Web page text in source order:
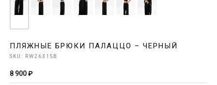
ПЛЯЖНЫЕ БРЮКИ ПАЛАЦЦО – ЧЕРНЫЙ
SKU: RW2631SB
8 900₽